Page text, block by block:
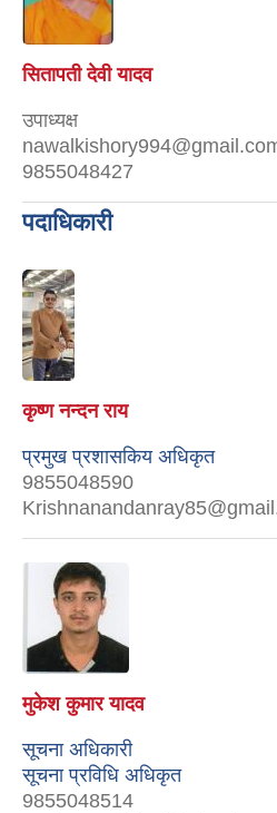
सितापती देवी यादव
उपाध्यक्ष
9855048427
पदाधिकारी
कृष्ण नन्दन राय
प्रमुख प्रशासकिय अधिकृत
9855048590
मुकेश कुमार यादव
सूचना अधिकारी
सूचना प्रविधि अधिकृत
9855048514